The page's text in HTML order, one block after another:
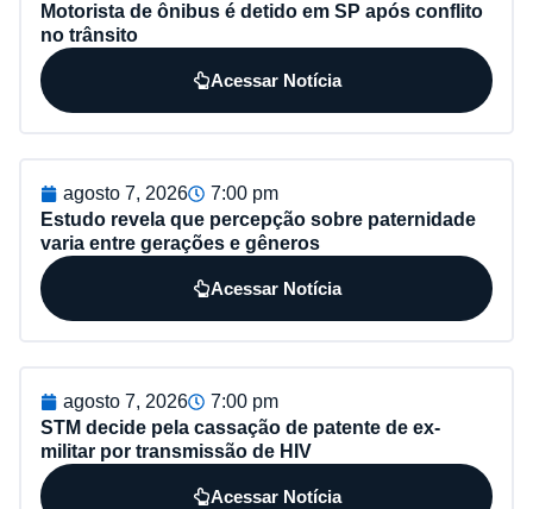
Motorista de ônibus é detido em SP após conflito
no trânsito
Acessar Notícia
agosto 7, 2026
7:00 pm
Estudo revela que percepção sobre paternidade
varia entre gerações e gêneros
Acessar Notícia
agosto 7, 2026
7:00 pm
STM decide pela cassação de patente de ex-
militar por transmissão de HIV
Acessar Notícia